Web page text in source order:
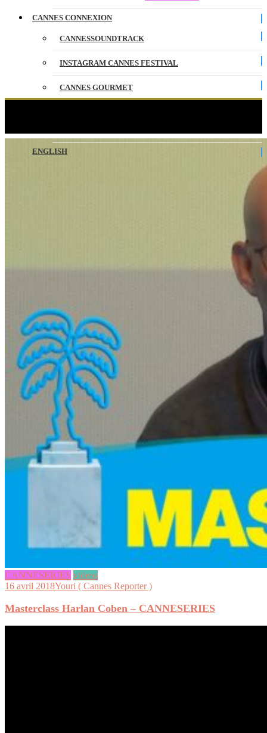
CANNES CONNEXION
CANNESSOUNDTRACK
INSTAGRAM CANNES FESTIVAL
CANNES GOURMET
ENGLISH
CANNESERIES videos
16 avril 2018Youri ( Cannes Reporter )
Masterclass Harlan Coben – CANNESERIES